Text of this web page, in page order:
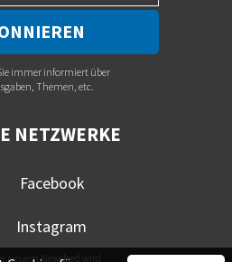
immer informiert über
Themen, etc.
NETZWERKE
Facebook
Instagram
neuem Newsfeed wird